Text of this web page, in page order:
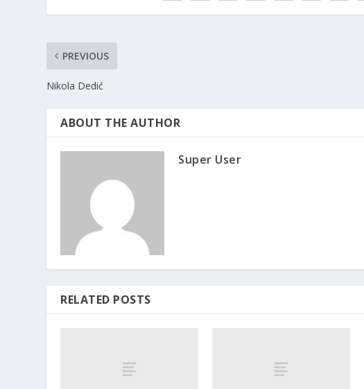
PREVIOUS
Nikola Dedić
ABOUT THE AUTHOR
Super User
RELATED POSTS